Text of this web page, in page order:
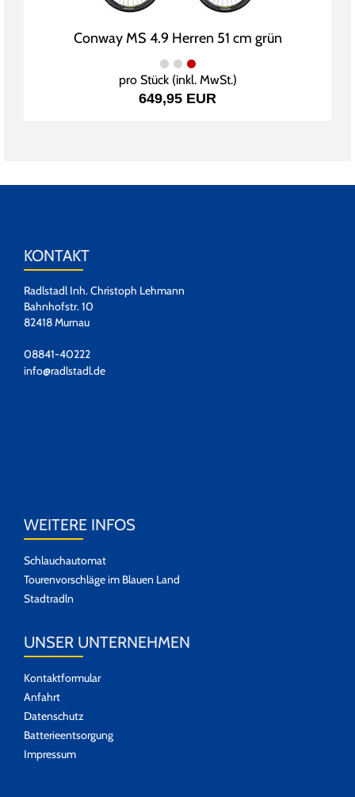
Conway MS 4.9 Herren 51 cm grün
pro Stück (inkl. MwSt.)
649,95 EUR
KONTAKT
Radlstadl Inh. Christoph Lehmann
Bahnhofstr. 10
82418 Murnau
08841-40222
info@radlstadl.de
WEITERE INFOS
Schlauchautomat
Tourenvorschläge im Blauen Land
Stadtradln
UNSER UNTERNEHMEN
Kontaktformular
Anfahrt
Datenschutz
Batterieentsorgung
Impressum